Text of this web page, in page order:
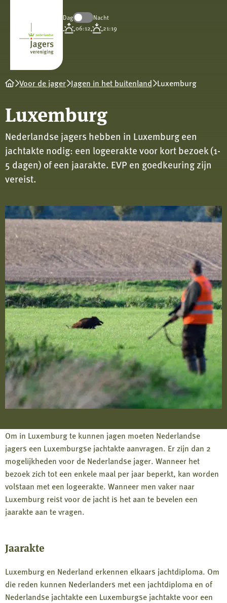
Koninklijke
Nederlandse
Jagersvereniging
Dag
Nacht
06:12
21:19
Voor de jager Jagen in het buitenland Luxemburg
Luxemburg
Nederlandse jagers hebben in Luxemburg een
jachtakte nodig: een logeerakte voor kort bezoek (1-
5 dagen) of een jaarakte. EVP en goedkeuring zijn
vereist.
Om in Luxemburg te kunnen jagen moeten Nederlandse
jagers een Luxemburgse jachtakte aanvragen. Er zijn dan 2
mogelijkheden voor de Nederlandse jager. Wanneer het
bezoek zich tot een enkele maal per jaar beperkt, kan worden
volstaan met een logeerakte. Wanneer men vaker naar
Luxemburg reist voor de jacht is het aan te bevelen een
jaarakte aan te vragen.
Jaarakte
Luxemburg en Nederland erkennen elkaars jachtdiploma. Om
die reden kunnen Nederlanders met een jachtdiploma en of
Nederlandse jachtakte een Luxemburgse jachtakte voor een